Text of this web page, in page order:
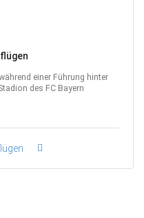
einer Führung hinter
des FC Bayern